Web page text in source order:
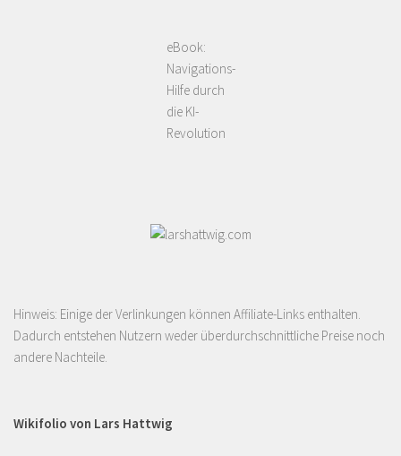
eBook:
Navigations-
Hilfe durch
die KI-
Revolution
Hinweis: Einige der Verlinkungen können Affiliate-Links enthalten.
Dadurch entstehen Nutzern weder überdurchschnittliche Preise noch
andere Nachteile.
Wikifolio von Lars Hattwig